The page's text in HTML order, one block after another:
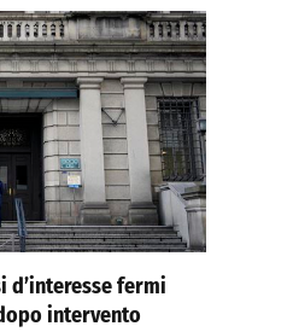
d’interesse fermi
intervento